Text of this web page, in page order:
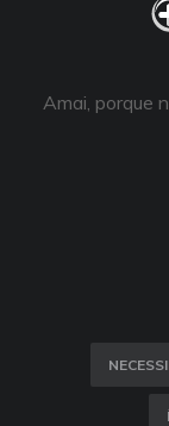
Amai, porque